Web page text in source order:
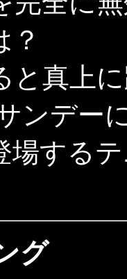
？
と真上
ンデー
場する
グ